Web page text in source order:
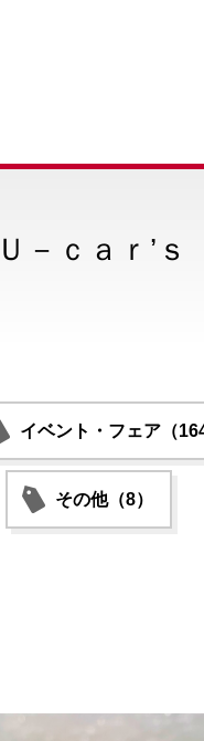
－ｃａｒ’ｓ
イベント・フェア（
その他（8）